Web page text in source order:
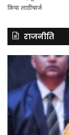
राजनीति